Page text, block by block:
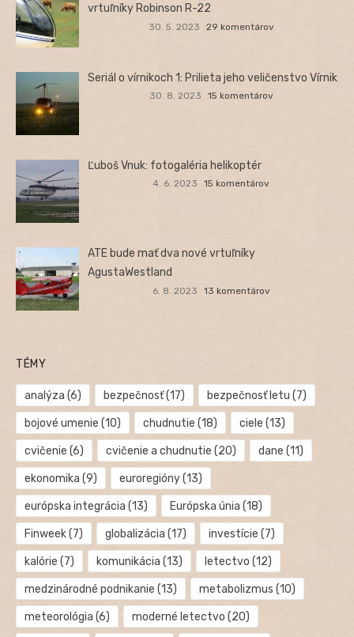
vrtuľníky Robinson R-22
30. 5. 2023 29 komentárov
Seriál o vírnikoch 1: Prilieta jeho veličenstvo Vírnik
30. 8. 2023 15 komentárov
Ľuboš Vnuk: fotogaléria helikoptér
4. 6. 2023 15 komentárov
ATE bude mať dva nové vrtuľníky
AgustaWestland
6. 8. 2023 13 komentárov
TÉMY
analýza (6) bezpečnosť(17) bezpečnosť letu (7)
bojové umenie (10) chudnutie (18) ciele (13)
cvičenie (6) cvičenie a chudnutie (20) dane (11)
ekonomika (9) euroregióny(13)
európska integrácia (13) Európska únia (18)
Finweek(7) globalizácia (17) investície (7)
kalórie (7) komunikácia (13) letectvo (12)
medzinárodné podnikanie (13) metabolizmus (10)
meteorológia (6) moderné letectvo (20)